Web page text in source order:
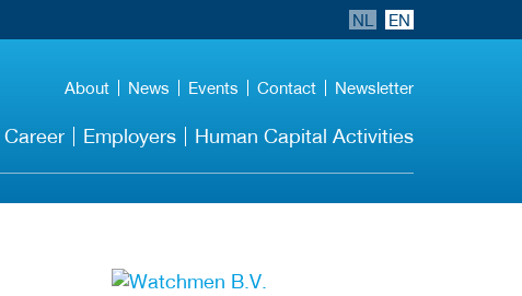
NL EN
About News Events Contact Newsletter
Career Employers Human Capital Activities
More Employer